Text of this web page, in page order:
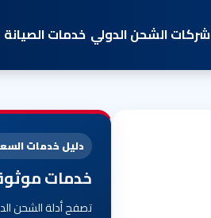
شركات الشحن الدولي خدمات الصيانة
دليل خدمات
خدمات
تصفح أدلة الشحن